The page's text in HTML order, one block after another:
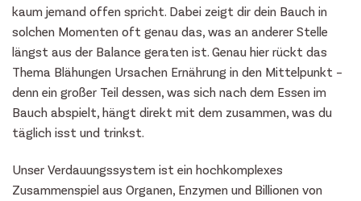
kaum jemand offen spricht. Dabei zeigt dir dein Bauch in
solchen Momenten oft genau das, was an anderer Stelle
längst aus der Balance geraten ist. Genau hier rückt das
Thema Blähungen Ursachen Ernährung in den Mittelpunkt –
denn ein großer Teil dessen, was sich nach dem Essen im
Bauch abspielt, hängt direkt mit dem zusammen, was du
täglich isst und trinkst.
Unser Verdauungssystem ist ein hochkomplexes
Zusammenspiel aus Organen, Enzymen und Billionen von